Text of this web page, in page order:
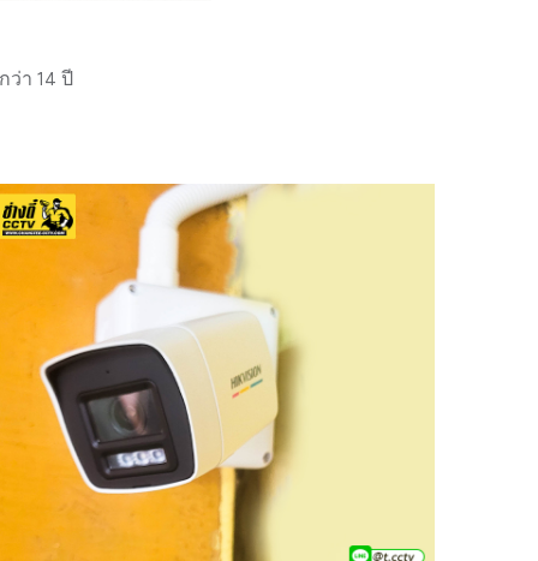
า 14 ปี